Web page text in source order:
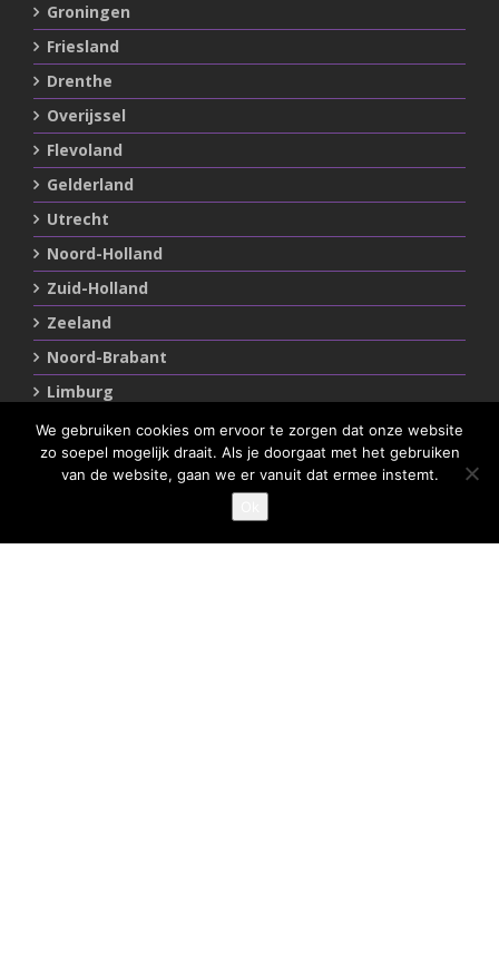
Groningen
Friesland
Drenthe
Overijssel
Flevoland
Gelderland
Utrecht
Noord-Holland
Zuid-Holland
Zeeland
Noord-Brabant
Limburg
Statements
We gebruiken cookies om ervoor te zorgen dat onze website
zo soepel mogelijk draait. Als je doorgaat met het gebruiken
van de website, gaan we er vanuit dat ermee instemt.